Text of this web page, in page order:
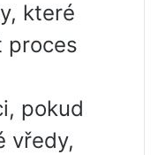
které
proces
pokud
vředy,